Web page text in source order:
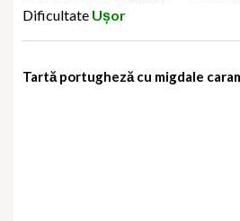
Dificultate Ușor
Tartă portugheză cu migdale